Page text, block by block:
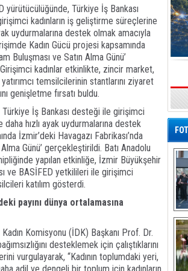
yürütücülüğünde, Türkiye İş Bankası
kadınların iş geliştirme süreçlerine
uydurmalarına destek olmak amacıyla
Kadın Gücü projesi kapsamında
Buluşması ve Satın Alma Günü’
kadınlar etkinlikte, zincir market,
temsilcilerinin stantlarını ziyaret
genişletme fırsatı buldu.
İş Bankası desteği ile girişimci
hızlı ayak uydurmalarına destek
İzmir’deki Havagazı Fabrikası’nda
Günü’ gerçekleştirildi. Batı Anadolu
yapılan etkinliğe, İzmir Büyükşehir
ve BASİFED yetkilileri ile girişimci
katılım gösterdi.
payını dünya ortalamasına
Komisyonu (İDK) Başkanı Prof. Dr.
desteklemek için çalıştıklarını
vurgulayarak, “Kadının toplumdaki yeri,